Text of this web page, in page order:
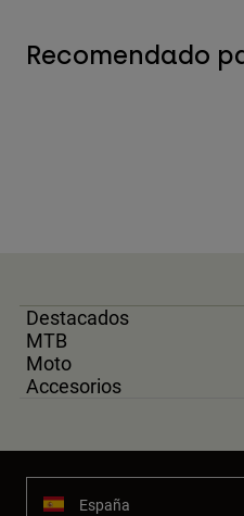
Recomendado
Destacados
MTB
Moto
Accesorios
España